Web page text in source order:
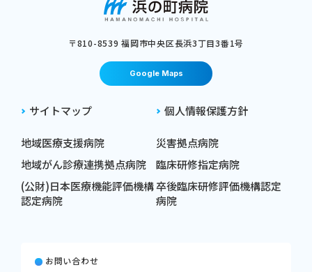
〒810-8539 福岡市中央区⻑浜3丁⽬3番1号
Google Maps
サイトマップ 個人情報保護方針
地域医療支援病院
災害拠点病院
地域がん診療連携拠点病院
臨床研修指定病院
(公財)日本医療機能評価機構
認定病院
卒後臨床研修評価機構認定
病院
お問い合わせ